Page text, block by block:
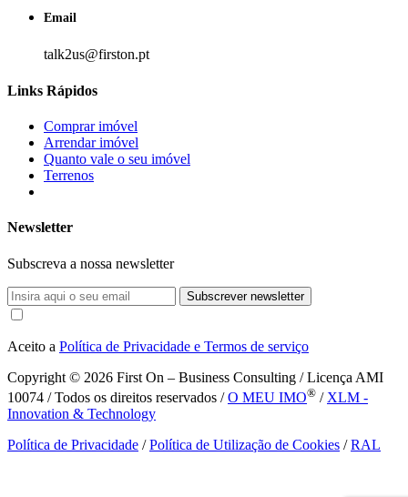
Email
talk2us@firston.pt
Links Rápidos
Comprar imóvel
Arrendar imóvel
Quanto vale o seu imóvel
Terrenos
Newsletter
Subscreva a nossa newsletter
Subscrever newsletter
Aceito a Política de Privacidade e Termos de serviço
Copyright © 2026 First On – Business Consulting / Licença AMI
10074 / Todos os direitos reservados /O MEU IMO® / XLM -
Innovation & Technology
Política de Privacidade /Política de Utilização de Cookies /RAL